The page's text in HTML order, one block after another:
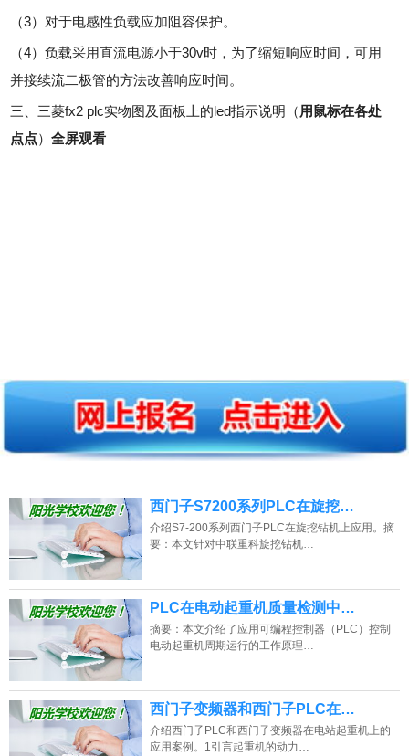
（3）对于电感性负载应加阻容保护。
（4）负载采用直流电源小于30v时，为了缩短响应时间，可用
并接续流二极管的方法改善响应时间。
三、三菱fx2 plc实物图及面板上的led指示说明（用鼠标在各处
点点）全屏观看
西门子S7200系列PLC在旋挖…
介绍S7-200系列西门子PLC在旋挖钻机上应用。摘
要：本文针对中联重科旋挖钻机…
PLC在电动起重机质量检测中…
摘要：本文介绍了应用可编程控制器（PLC）控制
电动起重机周期运行的工作原理…
西门子变频器和西门子PLC在…
介绍西门子PLC和西门子变频器在电站起重机上的
应用案例。1引言起重机的动力…